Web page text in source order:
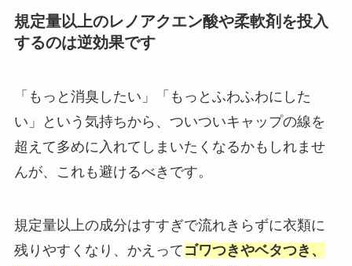
規定量以上のレノアクエン酸や柔軟剤を投入
するのは逆効果です
「もっと消臭したい」「もっとふわふわにした
い」という気持ちから、ついついキャップの線を
超えて多めに入れてしまいたくなるかもしれませ
んが、これも避けるべきです。
規定量以上の成分はすすぎで流れきらずに衣類に
残りやすくなり、かえって ゴワつきやベタつき、